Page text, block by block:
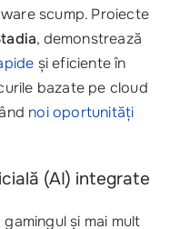
scump. Proiecte
, demonstrează
și eficiente în
bazate pe cloud
noi oportunități
(AI) integrate
și mai mult